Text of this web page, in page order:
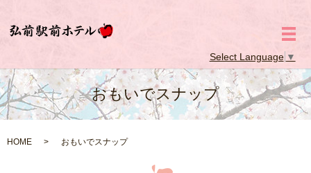
Select Language ▼
メ
おもいでスナップ
HOME おもいでスナップ